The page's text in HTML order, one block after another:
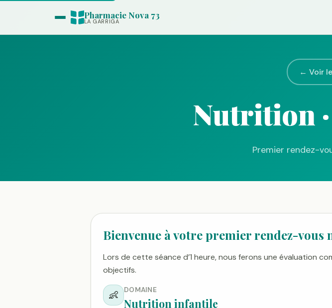
Pharmacie Nova 73
LA GARRIGA
← Voir
Nutrition
Premier rendez-
Bienvenue à votre premier rendez-
Lors de cette séance d’1 heure, nous ferons une évaluation
objectifs.
👶 DOMAINE
Nutrition infantile